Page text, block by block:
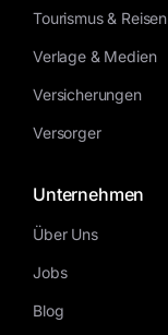
Tourismus & Reisen
Verlage & Medien
Versicherungen
Versorger
Unternehmen
Über Uns
Jobs
Blog